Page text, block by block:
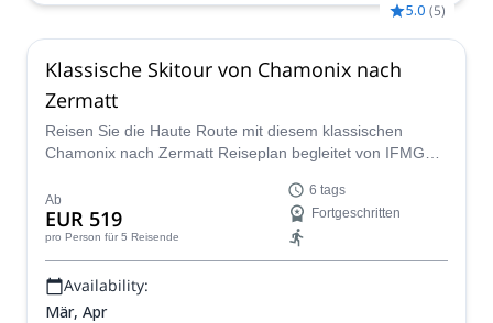
5.0 (5)
Klassische Skitour von Chamonix nach
Zermatt
Reisen Sie die Haute Route mit diesem klassischen
Chamonix nach Zermatt Reiseplan begleitet von IFMGA-
Ab
EUR 519
pro Person für 5 Reisende
6 tags
Fortgeschritten
Availability:
Mär, Apr